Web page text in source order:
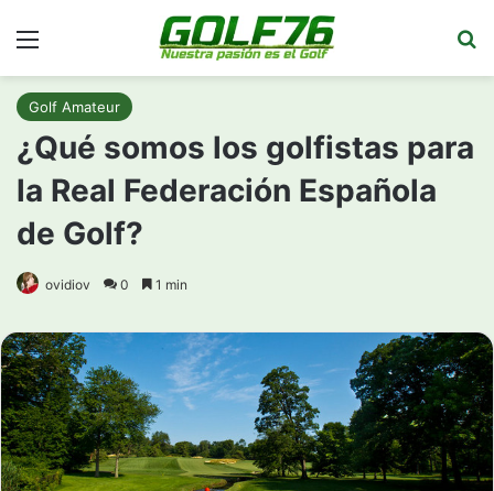
Golf Amateur
¿Qué somos los golfistas para
la Real Federación Española
de Golf?
ovidiov 0 1 min